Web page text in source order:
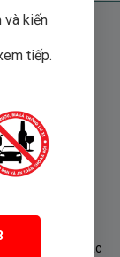
của Chính
chống tác
và kiến
tiếp.